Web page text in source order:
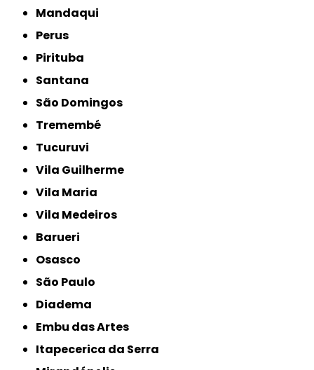
Mandaqui
Perus
Pirituba
Santana
São Domingos
Tremembé
Tucuruvi
Vila Guilherme
Vila Maria
Vila Medeiros
Barueri
Osasco
São Paulo
Diadema
Embu das Artes
Itapecerica da Serra